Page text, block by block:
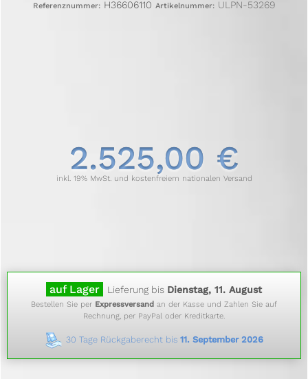
Referenznummer: H36606110 Artikelnummer:ULPN-53269
2.525,00 €
inkl. 19% MwSt. und kostenfreiem nationalen Versand
auf Lager Lieferung bis Dienstag, 11. August
Bestellen Sie per Expressversand an der Kasse und Zahlen Sie auf
Rechnung, per PayPal oder Kreditkarte.
30 Tage Rückgaberecht bis 11. September 2026